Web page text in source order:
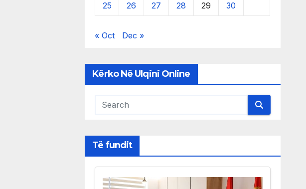
25 26 27 28 29 30
« Oct Dec »
Kërko Në Ulqini Online
Të fundit